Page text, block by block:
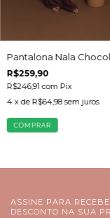
Pantalona Nala
R$259,90
R$246,91com Pix
4 x de R$64,98 sem juros
COMPRAR
ASSINE PARA
DESCONTO NA SUA